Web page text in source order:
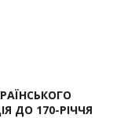
ДО 170-РІЧЧЯ